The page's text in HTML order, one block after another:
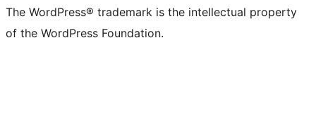
The WordPress® trademark is the intellectual property
of the WordPress Foundation.